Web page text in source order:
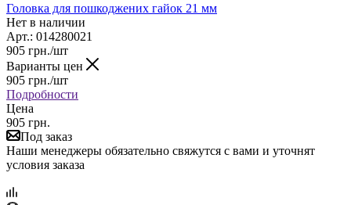
Головка для пошкоджених гайок 21 мм
Нет в наличии
Арт.: 014280021
905 грн./шт
Варианты цен
905 грн./шт
Подробности
Цена
905 грн.
Под заказ
Наши менеджеры обязательно свяжутся с вами и уточнят
условия заказа